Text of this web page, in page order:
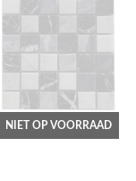
NIET OP VOORRAAD